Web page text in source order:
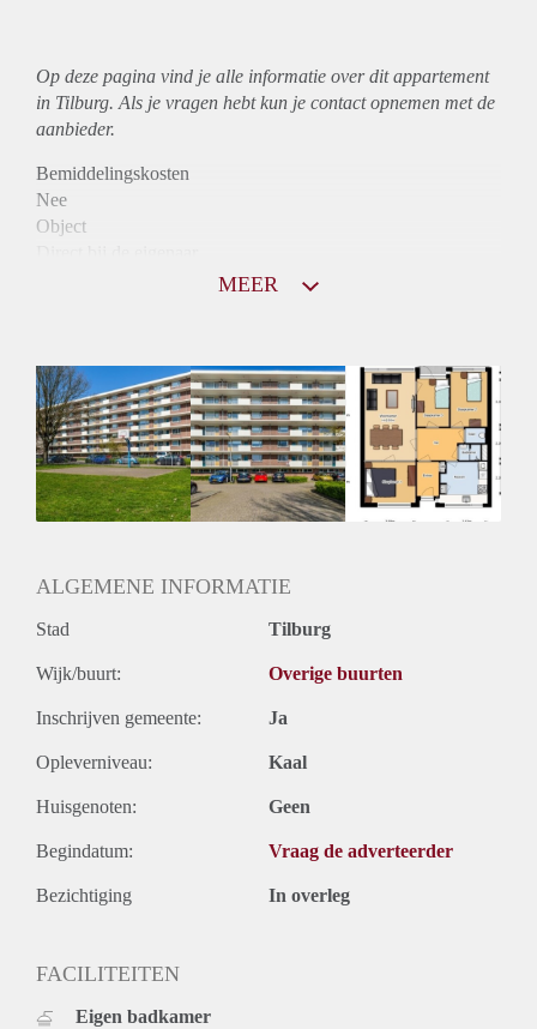
Op deze pagina vind je alle informatie over ditappartement
in Tilburg. Als je vragen hebt kun je contact opnemen met de
aanbieder.
Bemiddelingskosten
Nee
Object
Huurtoeslag
Niet mogelijk
Inkomen eis
2,9 X Maandhuur Bruto
Huurtermijn
Onbepaalde termijn
MEER
ALGEMENE INFORMATIE
Stad Tilburg
Wijk/buurt: Overige buurten
Inschrijven gemeente: Ja
Opleverniveau: Kaal
Huisgenoten: Geen
Begindatum: Vraag de adverteerder
Bezichtiging In overleg
FACILITEITEN
Eigen badkamer